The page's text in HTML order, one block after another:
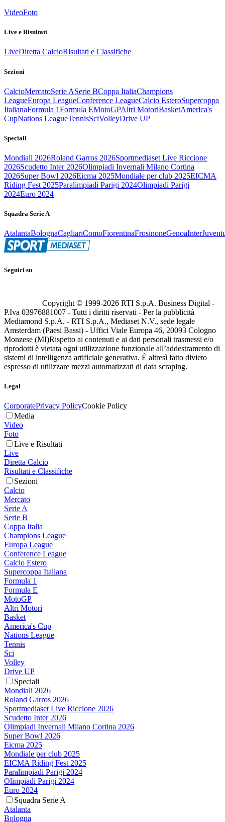
VideoFoto
Live e Risultati
LiveDiretta CalcioRisultati e Classifiche
Sezioni
CalcioMercatoSerie ASerie BCoppa ItaliaChampions
LeagueEuropa LeagueConference LeagueCalcio EsteroSupercoppa
ItalianaFormula 1Formula EMotoGPAltri MotoriBasketAmerica's
CupNations LeagueTennisSciVolleyDrive UP
Speciali
Mondiali 2026Roland Garros 2026Sportmediaset Live Riccione
2026Scudetto Inter 2026Olimpiadi Invernali Milano Cortina
2026Super Bowl 2026Eicma 2025Mondiale per club 2025EICMA
Riding Fest 2025Paralimpiadi Parigi 2024Olimpiadi Parigi
2024Euro 2024
Squadra Serie A
AtalantaBolognaCagliariComoFiorentinaFrosinoneGenoaInter
Seguici su
Copyright © 1999-2026 RTI S.p.A. Business Digital -
P.Iva 03976881007 - Tutti i diritti riservati - Per la pubblicità
Mediamond S.p.A. - RTI S.p.A., Mediaset N.V., sede legale
Amsterdam (Paesi Bassi) - Uffici Viale Europa 46, 20093 Cologno
Monzese (MI)Rispetto ai contenuti e ai dati personali trasmessi e/o
riprodotti è vietata ogni utilizzazione funzionale all’addestramento di
sistemi di intelligenza artificiale generativa. È altresì fatto divieto
espresso di utilizzare mezzi automatizzati di data scraping.
Legal
CorporatePrivacy PolicyCookie Policy
Media
Video
Foto
Live e Risultati
Live
Diretta Calcio
Risultati e Classifiche
Sezioni
Calcio
Mercato
Serie A
Serie B
Coppa Italia
Champions League
Europa League
Conference League
Calcio Estero
Supercoppa Italiana
Formula 1
Formula E
MotoGP
Altri Motori
Basket
America's Cup
Nations League
Tennis
Sci
Volley
Drive UP
Speciali
Mondiali 2026
Roland Garros 2026
Sportmediaset Live Riccione 2026
Scudetto Inter 2026
Olimpiadi Invernali Milano Cortina 2026
Super Bowl 2026
Eicma 2025
Mondiale per club 2025
EICMA Riding Fest 2025
Paralimpiadi Parigi 2024
Olimpiadi Parigi 2024
Euro 2024
Squadra Serie A
Atalanta
Bologna